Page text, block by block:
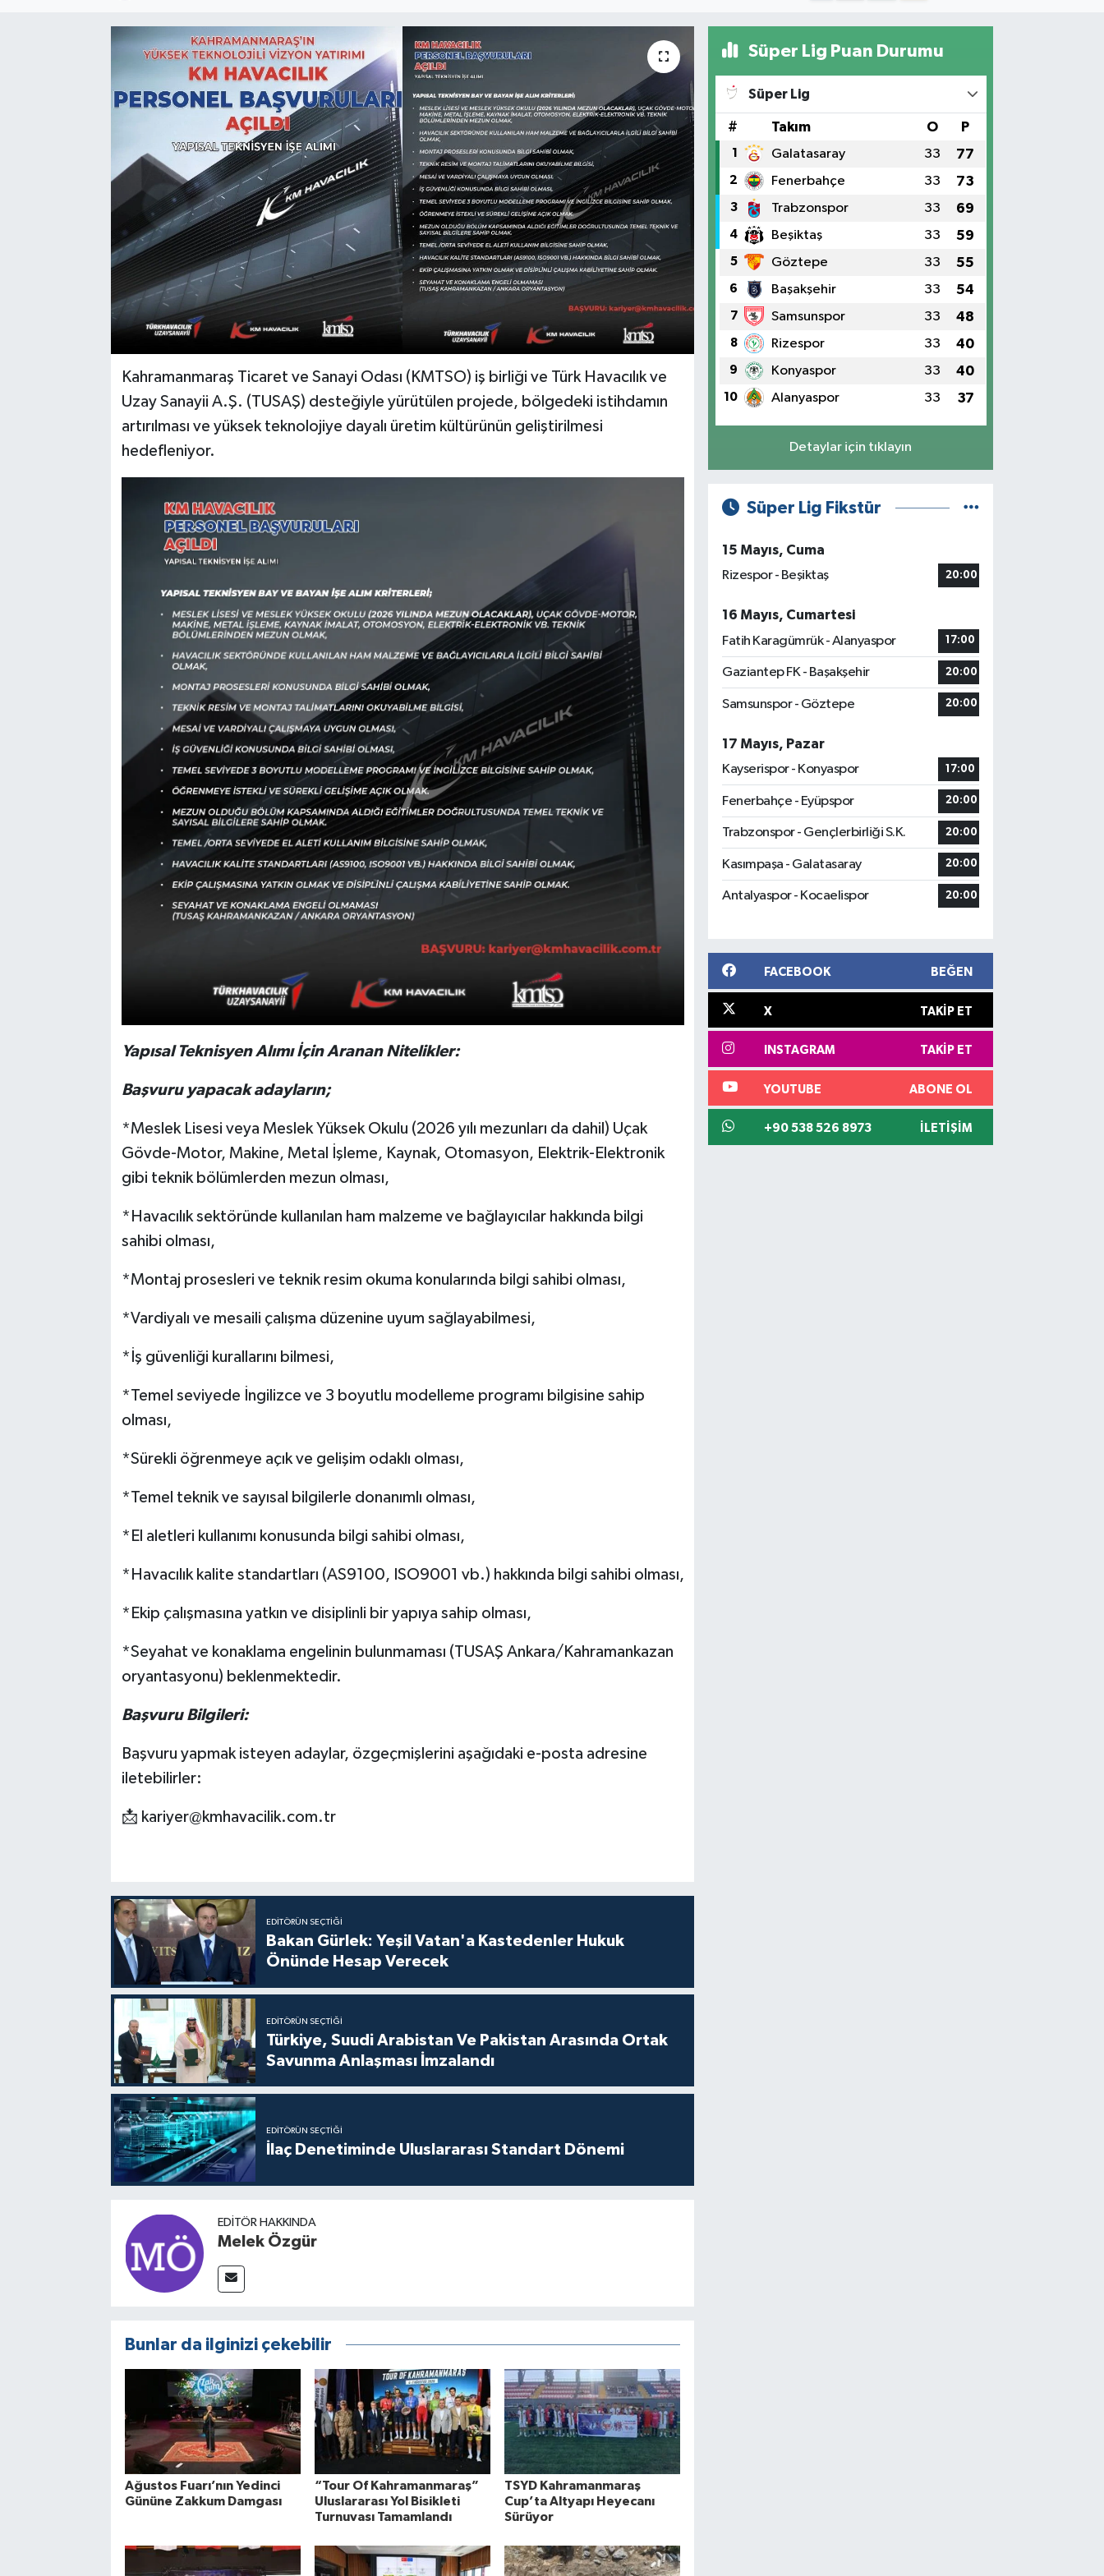
Kahramanmaraş Ticaret ve Sanayi Odası (KMTSO) iş birliği ve Türk Havacılık ve
Uzay Sanayii A.Ş. (TUSAŞ) desteğiyle yürütülen projede, bölgedeki istihdamın
artırılması ve yüksek teknolojiye dayalı üretim kültürünün geliştirilmesi
hedefleniyor.
Yapısal Teknisyen Alımı İçin Aranan Nitelikler:
Başvuru yapacak adayların;
*Meslek Lisesi veya Meslek Yüksek Okulu (2026 yılı mezunları da dahil) Uçak
Gövde-Motor, Makine, Metal İşleme, Kaynak, Otomasyon, Elektrik-Elektronik
gibi teknik bölümlerden mezun olması,
*Havacılık sektöründe kullanılan ham malzeme ve bağlayıcılar hakkında bilgi
sahibi olması,
*Montaj prosesleri ve teknik resim okuma konularında bilgi sahibi olması,
*Vardiyalı ve mesaili çalışma düzenine uyum sağlayabilmesi,
*İş güvenliği kurallarını bilmesi,
*Temel seviyede İngilizce ve 3 boyutlu modelleme programı bilgisine sahip
olması,
*Sürekli öğrenmeye açık ve gelişim odaklı olması,
*Temel teknik ve sayısal bilgilerle donanımlı olması,
*El aletleri kullanımı konusunda bilgi sahibi olması,
*Havacılık kalite standartları (AS9100, ISO9001 vb.) hakkında bilgi sahibi olması,
*Ekip çalışmasına yatkın ve disiplinli bir yapıya sahip olması,
*Seyahat ve konaklama engelinin bulunmaması (TUSAŞ Ankara/Kahramankazan
oryantasyonu) beklenmektedir.
Başvuru Bilgileri:
Başvuru yapmak isteyen adaylar, özgeçmişlerini aşağıdaki e-posta adresine
iletebilirler:
📩 kariyer@kmhavacilik.com.tr
EDITÖRÜN SEÇTIĞI
Bakan Gürlek: Yeşil Vatan'a Kastedenler Hukuk
Önünde Hesap Verecek
EDITÖRÜN SEÇTIĞI
Türkiye, Suudi Arabistan Ve Pakistan Arasında Ortak
Savunma Anlaşması İmzalandı
EDITÖRÜN SEÇTIĞI
İlaç Denetiminde Uluslararası Standart Dönemi
EDITÖR HAKKINDA
Melek Özgür
Bunlar da ilginizi çekebilir
Ağustos Fuarı’nın Yedinci
Gününe Zakkum Damgası
“Tour Of Kahramanmaraş”
Uluslararası Yol Bisikleti
Turnuvası Tamamlandı
TSYD Kahramanmaraş
Cup’ta Altyapı Heyecanı
Sürüyor
Süper Lig Puan Durumu
Süper Lig
# Takım O P
1 Galatasaray 33 77
2 Fenerbahçe 33 73
3 Trabzonspor 33 69
4 Beşiktaş 33 59
5 Göztepe 33 55
6 Başakşehir 33 54
7 Samsunspor 33 48
8 Rizespor 33 40
9 Konyaspor 33 40
10 Alanyaspor 33 37
Detaylar için tıklayın
Süper Lig Fikstür
15 Mayıs, Cuma
Rizespor - Beşiktaş
20:00
16 Mayıs, Cumartesi
Fatih Karagümrük - Alanyaspor
17:00
Gaziantep FK - Başakşehir 20:00
Samsunspor - Göztepe 20:00
17 Mayıs, Pazar
Kayserispor - Konyaspor
17:00
Fenerbahçe - Eyüpspor 20:00
Trabzonspor - Gençlerbirliği S.K. 20:00
Kasımpaşa - Galatasaray 20:00
Antalyaspor - Kocaelispor 20:00
FACEBOOK BEĞEN
X TAKIP ET
INSTAGRAM TAKIP ET
YOUTUBE ABONE OL
+90 538 526 8973 İLETIŞIM
Tarih - Kültür - Sanat - Turizm